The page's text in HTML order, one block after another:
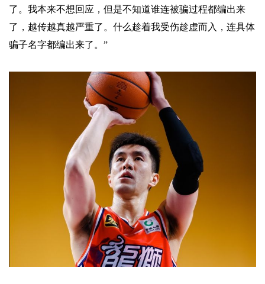
了。我本来不想回应，但是不知道谁连被骗过程都编出来
了，越传越真越严重了。什么趁着我受伤趁虚而入，连具体
骗子名字都编出来了。”